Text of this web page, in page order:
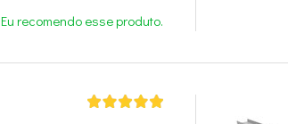
Eu recomendo esse produto.